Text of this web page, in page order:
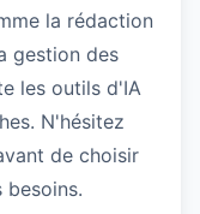
la rédaction
gestion des
les outils d'IA
N'hésitez
de choisir